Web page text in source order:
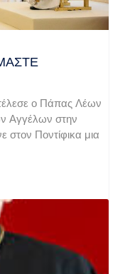
τέλεσε ο Πάπας Λέων
Αγγέλων στην
στον Ποντίφικα μια